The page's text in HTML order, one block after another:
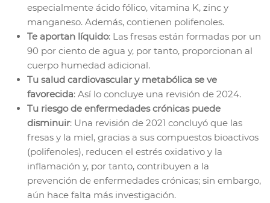
especialmente ácido fólico, vitamina K, zinc y
manganeso. Además, contienen polifenoles.
Te aportan líquido: Las fresas están formadas por un
90 por ciento de agua y, por tanto, proporcionan al
cuerpo humedad adicional.
Tu salud cardiovascular y metabólica se ve
favorecida: Así lo concluye una revisión de 2024.
Tu riesgo de enfermedades crónicas puede
disminuir: Una revisión de 2021 concluyó que las
fresas y la miel, gracias a sus compuestos bioactivos
(polifenoles), reducen el estrés oxidativo y la
inflamación y, por tanto, contribuyen a la
prevención de enfermedades crónicas; sin embargo,
aún hace falta más investigación.